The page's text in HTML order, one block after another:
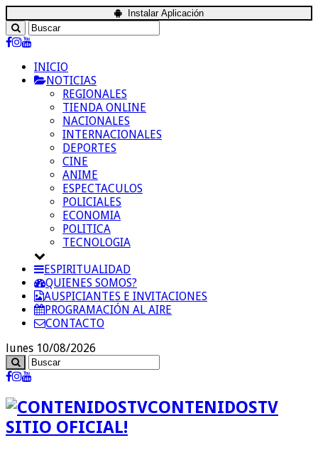
Instalar Aplicación
INICIO
NOTICIAS
REGIONALES
TIENDA ONLINE
NACIONALES
INTERNACIONALES
DEPORTES
CINE
ANIME
ESPECTACULOS
POLICIALES
ECONOMIA
POLITICA
TECNOLOGIA
ESPIRITUALIDAD
QUIENES SOMOS?
AUSPICIANTES E INVITACIONES
PROGRAMACIÓN AL AIRE
CONTACTO
lunes 10/08/2026
CONTENIDOSTV
SITIO OFICIAL!